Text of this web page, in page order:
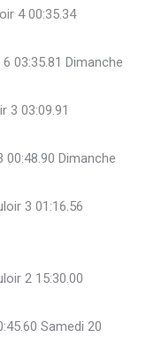
4 00:35.34
03:35.81 Dimanche
3 03:09.91
Dimanche
3 01:16.56
2 15:30.00
Samedi 20